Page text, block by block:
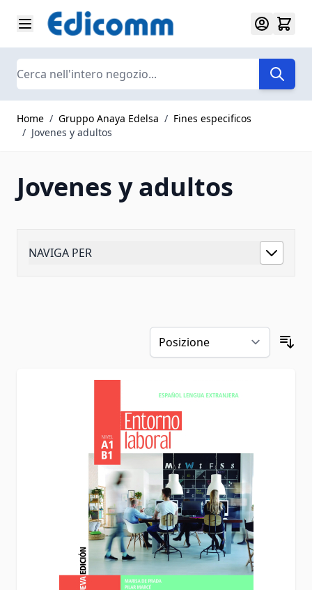
Salta al contenuto
Search
Home / Gruppo Anaya Edelsa / Fines especificos
/ Jovenes y adultos
Jovenes y adultos
NAVIGA PER